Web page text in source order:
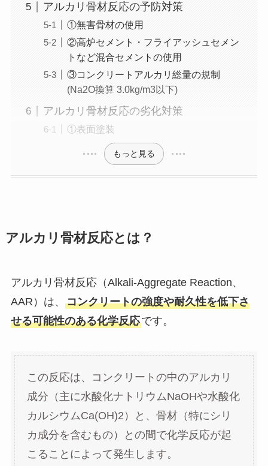
アルカリ骨材反応の予防対策
①無害骨材の使用
②高炉セメント・フライアッシュセメン
トなど混合セメントの使用
③コンクリートアルカリ総量の規制
(Na2O換算 3.0kg/m3以下)
アルカリ骨材反応の劣化対策
①表面塗装
もっと見る
アルカリ骨材反応とは？
アルカリ骨材反応（Alkali-Aggregate Reaction、
AAR）は、 コンクリートの強度や耐久性を低下さ
せる可能性のある化学反応です。
この反応は、コンクリートの中のアルカリ
成分（主に水酸化ナトリウムNaOHや水酸化
カルシウムCa(OH)2）と、骨材（特にシリ
カ成分を含むもの）との間で化学反応が起
こることによって発生します。